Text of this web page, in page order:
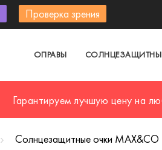
Проверка зрения
ОПРАВЫ
Гарантируем лучшую цену на
Солнцезащитные очки